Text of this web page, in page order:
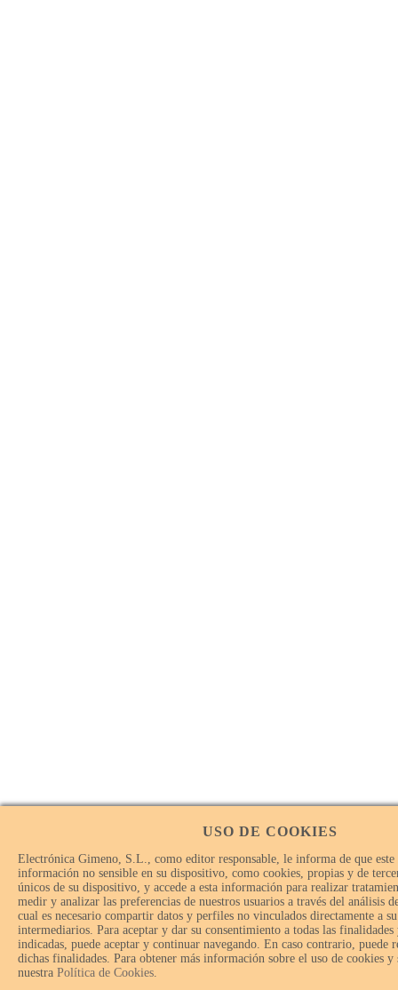
USO DE COOKIES
Electrónica Gimeno, S.L., como editor responsable, le informa de que este
información no sensible en su dispositivo, como cookies, propias y de
únicos de su dispositivo, y accede a esta información para realizar
medir y analizar las preferencias de nuestros usuarios a través del análisis
cual es necesario compartir datos y perfiles no vinculados directamente a
intermediarios. Para aceptar y dar su consentimiento a todas las
indicadas, puede aceptar y continuar navegando. En caso contrario, puede
dichas finalidades. Para obtener más información sobre el uso de cookies y
nuestra Política de Cookies.